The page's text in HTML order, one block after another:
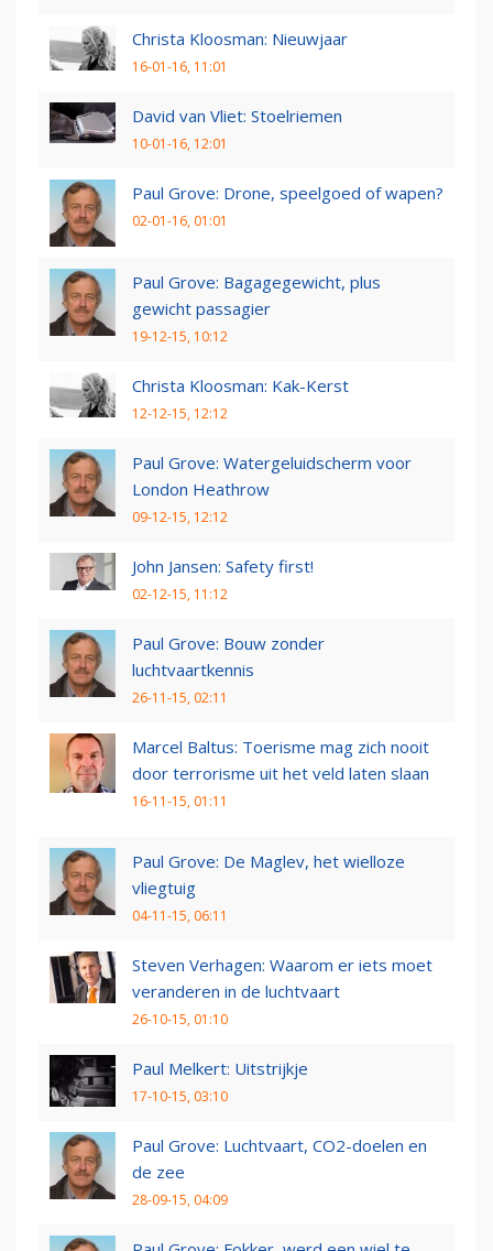
Christa Kloosman: Nieuwjaar
16-01-16, 11:01
David van Vliet: Stoelriemen
10-01-16, 12:01
Paul Grove: Drone, speelgoed of wapen?
02-01-16, 01:01
Paul Grove: Bagagegewicht, plus
gewicht passagier
19-12-15, 10:12
Christa Kloosman: Kak-Kerst
12-12-15, 12:12
Paul Grove: Watergeluidscherm voor
London Heathrow
09-12-15, 12:12
John Jansen: Safety first!
02-12-15, 11:12
Paul Grove: Bouw zonder
luchtvaartkennis
26-11-15, 02:11
Marcel Baltus: Toerisme mag zich nooit
door terrorisme uit het veld laten slaan
16-11-15, 01:11
Paul Grove: De Maglev, het wielloze
vliegtuig
04-11-15, 06:11
Steven Verhagen: Waarom er iets moet
veranderen in de luchtvaart
26-10-15, 01:10
Paul Melkert: Uitstrijkje
17-10-15, 03:10
Paul Grove: Luchtvaart, CO2-doelen en
de zee
28-09-15, 04:09